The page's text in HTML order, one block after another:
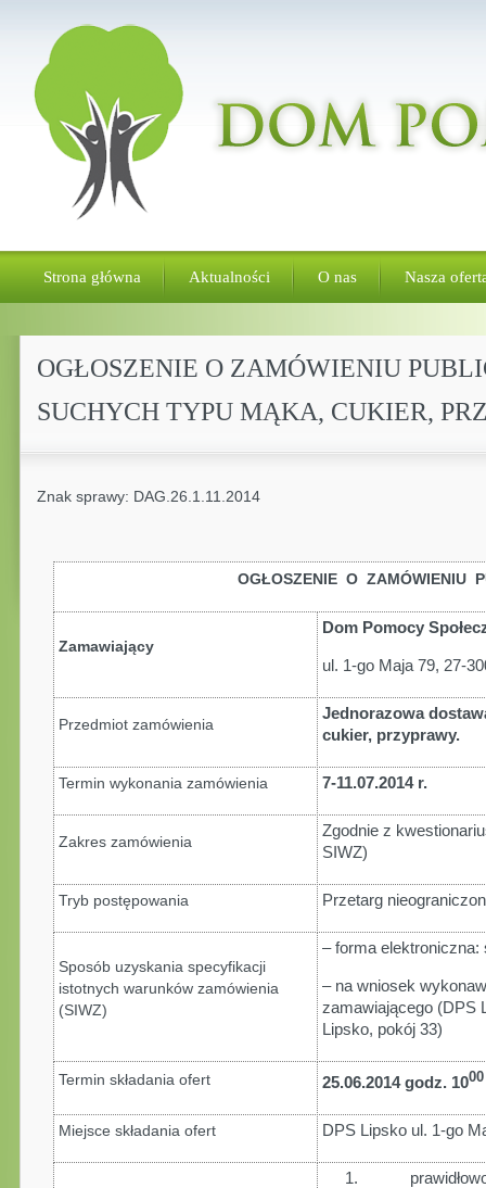
Strona główna Aktualności O nas Nasza
OGŁOSZENIE O ZAMÓWIENIU
SUCHYCH TYPU MĄKA, CUKIER,
Znak sprawy: DAG.26.1.11.2014
OGŁOSZENIE O ZAMÓWIENIU
Zamawiający
Dom Pomocy
ul. 1-go Maja 79, 27-
Przedmiot zamówienia
Jednorazowa
cukier, przyprawy.
Termin wykonania zamówienia 7-11.07.2014 r.
Zakres zamówienia
Zgodnie z
SIWZ)
Tryb postępowania Przetarg
Sposób uzyskania specyfikacji
istotnych warunków zamówienia
(SIWZ)
– forma
– na wniosek
zamawiającego (DPS
Lipsko, pokój 33)
Termin składania ofert 25.06.2014 godz. 1000
Miejsce składania ofert DPS Lipsko ul. 1-go
1. prawidłowo